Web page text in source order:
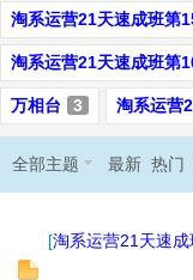
淘系运营21天速成班第
淘系运营21天速成班第
万相台 3 淘系运营
全部主题 最新 热门
[淘系运营21天速